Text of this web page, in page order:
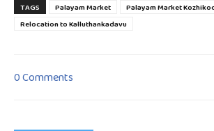
TAGS Palayam Market
Palayam Market
Relocation to Kalluthankadavu
0 Comments